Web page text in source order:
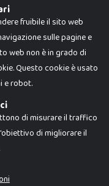
riproduzione o utilizzo non
da quanto esposto in
fruibile il sito web
sulle pagine e
web non è in grado di
Questo cookie è usato
e robot.
di misurare il traffico
di migliorare il